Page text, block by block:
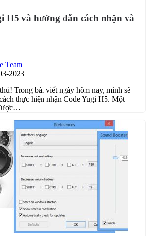
H5 và hướng dẫn cách nhận và
Team
2023
Trong bài viết ngày hôm nay, mình sẽ
thực hiện nhận Code Yugi H5. Một